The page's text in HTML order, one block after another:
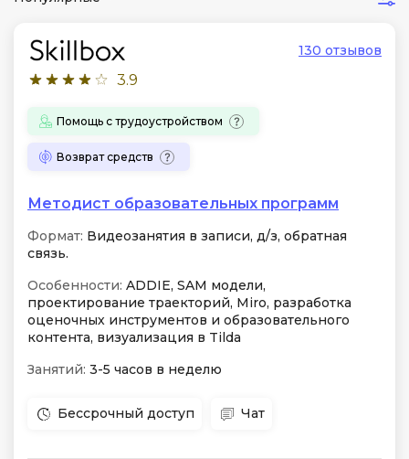
3.9
130 отзывов
Помощь с трудоустройством
Возврат средств
Методист образовательных программ
Формат: Видеозанятия в записи, д/з, обратная
связь.
Особенности: ADDIE, SAM модели,
проектирование траекторий, Miro, разработка
оценочных инструментов и образовательного
контента, визуализация в Tilda
Занятий: 3-5 часов в неделю
Бессрочный доступ Чат